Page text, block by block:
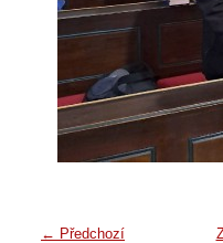
← Předchozí